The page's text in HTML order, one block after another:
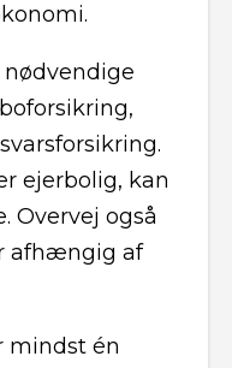
ejerbolig, kan
Overvej også
afhængig af
mindst én